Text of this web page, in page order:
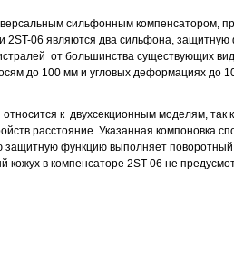
сильфонным компенсатором,
2ST-06 являются два сильфона,
от большинства существующих
до 100 мм и угловых деформациях до
к двухсекционным моделям,
расстояние. Указанная
защитную функцию выполняет
кожух в компенсаторе 2ST-06 не